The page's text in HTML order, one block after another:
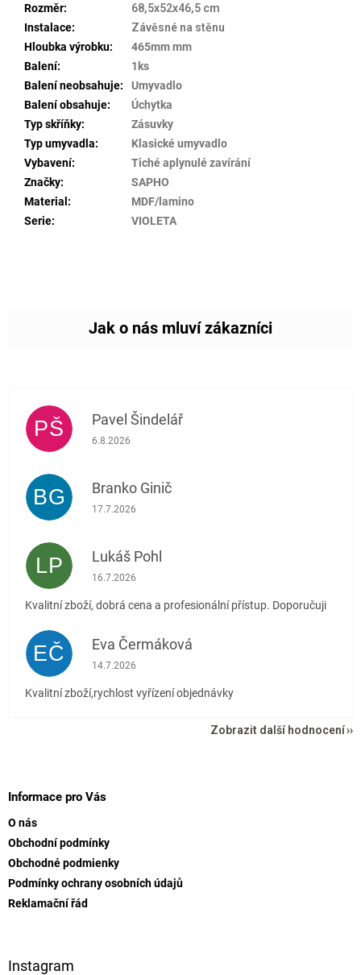
Rozměr:
68,5x52x46,5 cm
Instalace:
Závěsné na stěnu
Hloubka výrobku:
465mm mm
Balení:
1ks
Balení neobsahuje:
Umyvadlo
Balení obsahuje:
Úchytka
Typ skříňky:
Zásuvky
Typ umyvadla:
Klasické umyvadlo
Vybavení:
Tiché aplynulé zavírání
Značky:
SAPHO
Material :
MDF/lamino
Serie: VIOLETA
PŠ Pavel Šindelář
Hodnocení obchodu je 5 z 5 hvězdiček.
6.8.2026
BG Branko Ginič
Hodnocení obchodu je 5 z 5 hvězdiček.
17.7.2026
LP Lukáš Pohl
Hodnocení obchodu je 5 z 5 hvězdiček.
16.7.2026
Kvalitní zboží, dobrá cena a profesionální přístup. Doporučuji
EČ Eva Čermáková
Hodnocení obchodu je 5 z 5 hvězdiček.
14.7.2026
Kvalitní zboží,rychlost vyřízení objednávky
Zobrazit další hodnocení
Informace pro Vás
O nás
Obchodní podmínky
Obchodné podmienky
Podmínky ochrany osobních údajů
Reklamační řád
Instagram